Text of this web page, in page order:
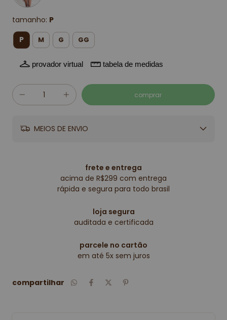
tamanho: P
P M G GG
provador virtual tabela de medidas
MEIOS DE ENVIO
frete e entrega
acima de R$299 com entrega
rápida e segura para todo brasil
loja segura
auditada e certificada
parcele no cartão
em até 5x sem juros
compartilhar